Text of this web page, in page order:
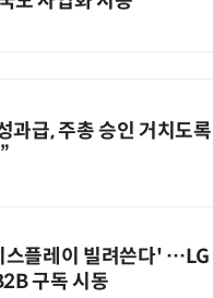
과급, 주총 승인 거치도록
스플레이 빌려쓴다' …LG
구독 시동